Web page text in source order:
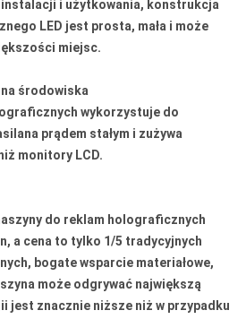
i użytkowania, konstrukcja
LED jest prosta, mała i może
miejsc.
środowiska
wykorzystuje do
prądem stałym i zużywa
monitory LCD.
do reklam holograficznych
a cena to tylko 1/5 tradycyjnych
bogate wsparcie materiałowe,
może odgrywać największą
jest znacznie niższe niż w przypadku